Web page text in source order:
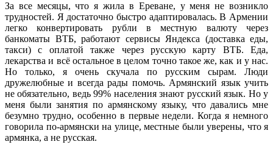
За все месяцы, что я жила в Ереване, у меня не возникло
трудностей. Я достаточно быстро адаптировалась. В Армении
легко конвертировать рубли в местную валюту через
банкоматы ВТБ, работают сервисы Яндекса (доставка еды,
такси) с оплатой также через русскую карту ВТБ. Еда,
лекарства и всё остальное в целом точно такое же, как и у нас.
Но только, я очень скучала по русским сырам. Люди
дружелюбные и всегда рады помочь. Армянский язык учить
не обязательно, ведь 99% населения знают русский язык. Но у
меня были занятия по армянскому языку, что давались мне
безумно трудно, особенно в первые недели. Когда я немного
говорила по-армянски на улице, местные были уверены, что я
армянка, а не русская.